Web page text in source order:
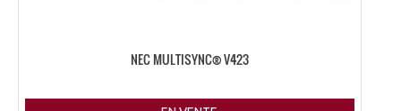
NEC MULTISYNC® V423